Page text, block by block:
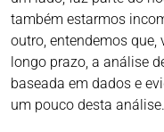
também estarmos
outro, entendemos
longo prazo, a análise
baseada em dados e
um pouco desta análise.